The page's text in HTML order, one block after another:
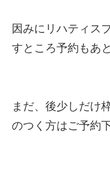
因みにリハティス
すところ予約もあ
まだ、後少しだけ
のつく方はご予約